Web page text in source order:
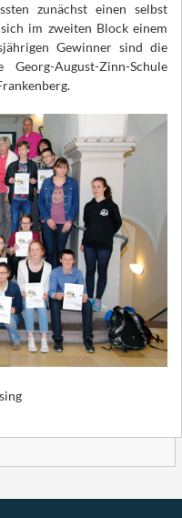
zunächst einen selbst
im zweiten Block einem
Gewinner sind die
August-Zinn-Schule